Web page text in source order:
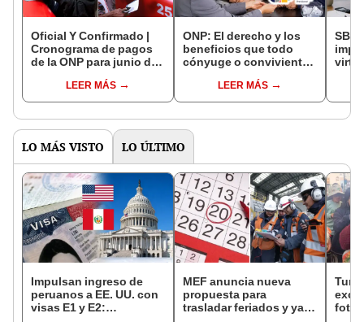
Oficial Y Confirmado |
Cronograma de pagos
de la ONP para junio de
fechas de depósito para
pensionistas
LEER MÁS
ONP: El derecho y los
beneficios que todo
cónyuge o conviviente
fallecido tiene de por
vida
LEER MÁS
SBS
LO MÁS VISTO LO ÚLTIMO
Impulsan ingreso de
peruanos a EE. UU. con
visas E1 y E2:
MEF anuncia nueva
propuesta para
trasladar feriados y ya